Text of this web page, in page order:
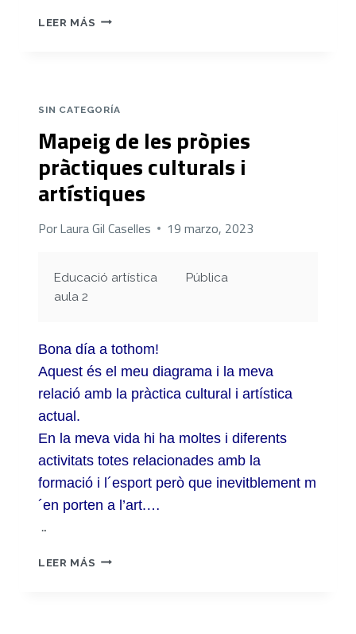
LEER MÁS RELAT
SIN CATEGORÍA
Mapeig de les pròpies
pràctiques culturals i
artístiques
PorLaura Gil Caselles 19 marzo, 2023
Educació artística
aula 2
Pública
Bona día a tothom!
Aquest és el meu diagrama i la meva
relació amb la pràctica cultural i artística
actual.
En la meva vida hi ha moltes i diferents
activitats totes relacionades amb la
formació i l´esport però que inevitblement m
´en porten a l’art.…
…
LEER MÁS MAPEIG